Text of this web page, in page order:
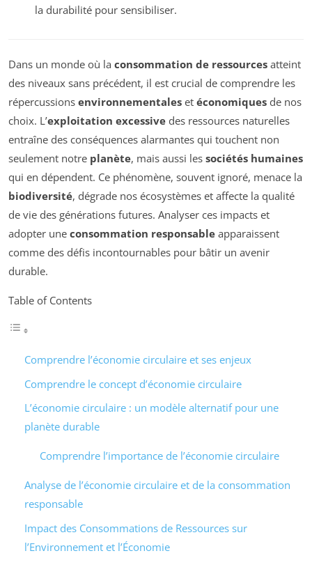
la durabilité pour sensibiliser.
Dans un monde où la consommation de ressources atteint
des niveaux sans précédent, il est crucial de comprendre les
répercussions environnementales et économiques de nos
choix. L’exploitation excessive des ressources naturelles
entraîne des conséquences alarmantes qui touchent non
seulement notre planète, mais aussi les sociétés humaines
qui en dépendent. Ce phénomène, souvent ignoré, menace la
biodiversité, dégrade nos écosystèmes et affecte la qualité
de vie des générations futures. Analyser ces impacts et
adopter une consommation responsable apparaissent
comme des défis incontournables pour bâtir un avenir
durable.
Table of Contents
Comprendre l’économie circulaire et ses enjeux
Comprendre le concept d’économie circulaire
L’économie circulaire : un modèle alternatif pour une
planète durable
Comprendre l’importance de l’économie circulaire
Analyse de l’économie circulaire et de la consommation
responsable
Impact des Consommations de Ressources sur
l’Environnement et l’Économie